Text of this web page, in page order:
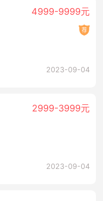
4999-9999元
2023-09-04
2999-3999元
2023-09-04